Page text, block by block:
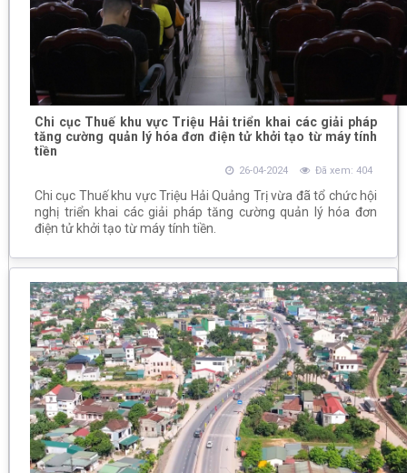
Chi cục Thuế khu vực Triệu Hải triển khai các giải pháp
tăng cường quản lý hóa đơn điện tử khởi tạo từ máy tính
tiền
26-04-2024 Đã xem: 404
Chi cục Thuế khu vực Triệu Hải Quảng Trị vừa đã tổ chức hội
nghị triển khai các giải pháp tăng cường quản lý hóa đơn
điện tử khởi tạo từ máy tính tiền.